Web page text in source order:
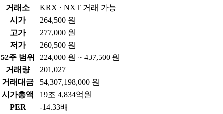
거래소
KRX · NXT 거래 가능
시가
264,500 원
고가
277,000 원
저가
260,500 원
52주 범위
224,000 원 ~ 437,500 원
거래량
201,027
거래대금
54,307,198,000 원
시가총액
19조 4,834억원
PER
-14.33배